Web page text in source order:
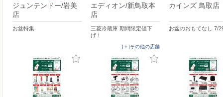
ジュンテンドー/岩美
店
お盆特集
エディオン/新鳥取本
店
三菱冷蔵庫 期間限定値下
げ！
[＋]その他の店舗
カインズ 鳥取店
お盆のおもてなし 7/